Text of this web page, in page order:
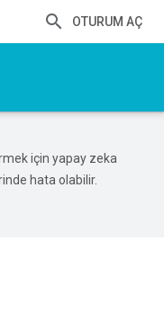
OTURUM AÇ
için yapay zeka
hata olabilir.